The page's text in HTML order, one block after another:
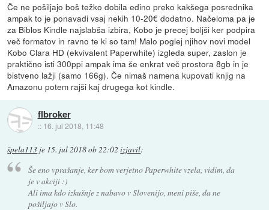
Če ne pošiljajo boš težko dobila edino preko kakšega posrednika
ampak to je ponavadi vsaj nekih 10-20€ dodatno. Načeloma pa je
za Biblos Kindle najslabša izbira, Kobo je precej boljši ker podpira
več formatov in ravno te ki so tam! Malo poglej njihov novi model
Kobo Clara HD (ekvivalent Paperwhite) izgleda super, zaslon je
praktično isti 300ppi ampak ima še enkrat več prostora 8gb in je
bistveno lažji (samo 166g). Če nimaš namena kupovati knjig na
Amazonu potem rajši kaj drugega kot kindle.
flbroker
:: 16. jul 2018, 11:48
špela113 je 15. jul 2018 ob 22:02 izjavil:
Še eno vprašanje, ker bom verjetno Paperwhite vzela, vidim, da
je v akciji :)
Ali ima kdo izkušnje z nabavo v Slovenijo, meni piše, da ne
pošiljajo v Slo.